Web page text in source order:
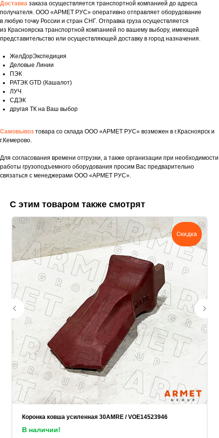
Доставка заказа осуществляется транспортной компанией до адреса
получателя. ООО «АРМЕТ РУС» оперативно отправляет оборудование
в любую точку России и стран СНГ. Отправка груза осуществляется
из Красноярска транспортной компанией по вашему выбору, имеющей
представительство или осуществляющей доставку в город назначения.
ЖелДорЭкспедиция
Деловые Линии
ПЭК
РАТЭК GTD (Кашалот)
ЛУЧ
СДЭК
другая ТК на Ваш выбор
Самовывоз товара со склада ООО «АРМЕТ РУС» возможен в г.Красноярск и
г.Кемерово.
Для согласования времени отгрузки, а также организации при необходимости
работы грузоподъемного оборудования просим Вас предварительно
связаться с менеджерами ООО «АРМЕТ РУС».
С этим товаром также смотрят
Скидка
Коронка ковша усиленная 30AMRE / VOE14523946
В наличии!
Укажите номер телефона и ваше имя.
Мы свяжемся с вами сегодня в рабочее
Если у вас есть документация, которая
задачу — прикрепите её в поле ниже.
Ваш телефон
Ваше имя
Прикрепите документацию (при наличии)
Add files